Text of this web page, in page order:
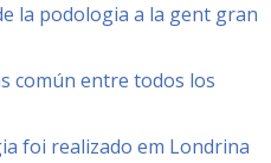
la podologia a la gent gran
común entre todos los
foi realizado em Londrina